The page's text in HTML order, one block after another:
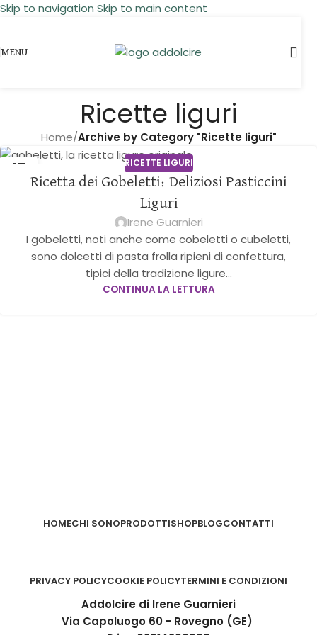
Skip to navigation Skip to main content
MENU
Ricette liguri
Home/Archive by Category "Ricette liguri"
17 RICETTE LIGURI
Ricetta dei Gobeletti: Deliziosi Pasticcini
Liguri
Irene Guarnieri
I gobeletti, noti anche come cobeletti o cubeletti,
sono dolcetti di pasta frolla ripieni di confettura,
tipici della tradizione ligure...
CONTINUA LA LETTURA
HOMECHI SONOPRODOTTISHOPBLOGCONTATTI
PRIVACY POLICYCOOKIE POLICYTERMINI E CONDIZIONI
Addolcire di Irene Guarnieri
Via Capoluogo 60 - Rovegno (GE)